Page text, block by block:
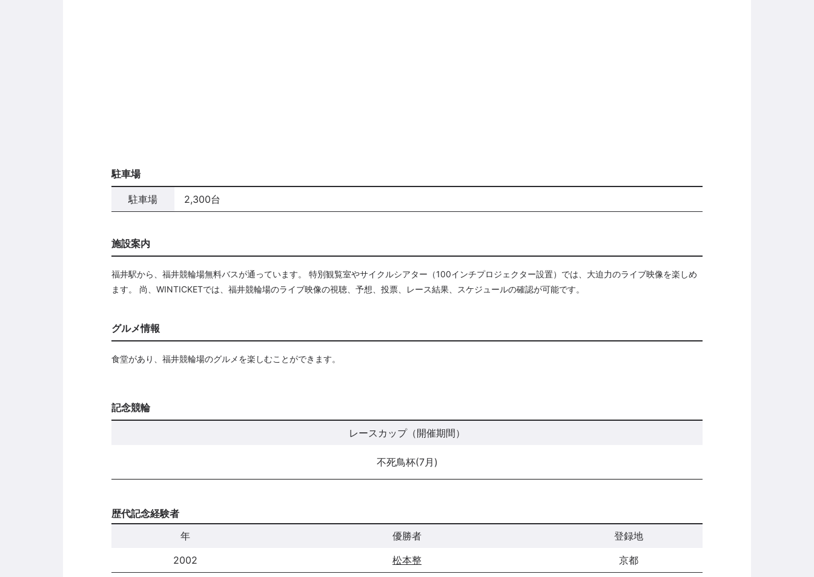
駐車場
駐車場 2,300台
施設案内
福井駅から、福井競輪場無料バスが通っています。 特別観覧室やサイクルシアター（100インチプロジェクター設置）では、大迫力のライブ映像を楽しめ
ます。 尚、WINTICKETでは、福井競輪場のライブ映像の視聴、予想、投票、レース結果、スケジュールの確認が可能です。
グルメ情報
食堂があり、福井競輪場のグルメを楽しむことができます。
記念競輪
レースカップ（開催期間）
不死鳥杯(7月)
歴代記念経験者
年
優勝者
登録地
2002
松本整
京都